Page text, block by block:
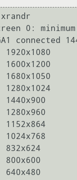
0:
connected